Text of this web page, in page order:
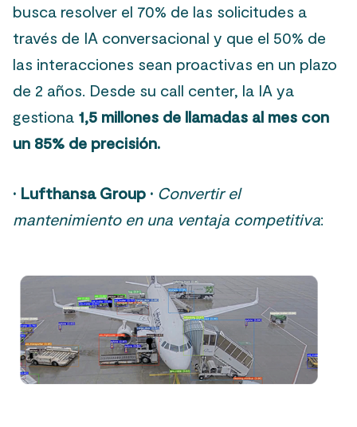
busca resolver el 70% de las solicitudes a
través de IA conversacional y que el 50% de
las interacciones sean proactivas en un plazo
de 2 años. Desde su call center, la IA ya
gestiona 1,5 millones de llamadas al mes con
un 85% de precisión.
· Lufthansa Group · Convertir el
mantenimiento en una ventaja competitiva: